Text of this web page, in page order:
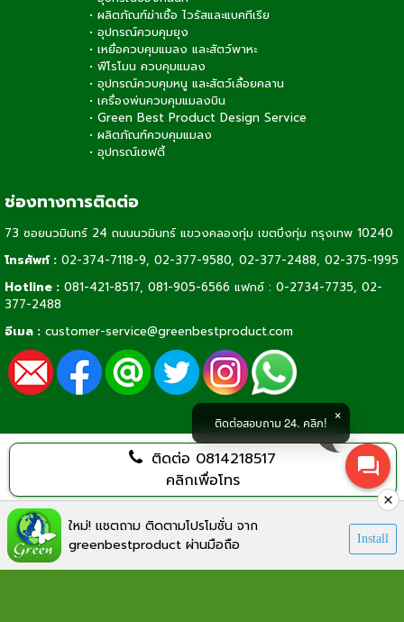
• ผลิตภัณฑ์ฆ่าเชื้อ ไวรัสและแบคทีเรีย
• อุปกรณ์ควบคุมยุง
• เหยื่อควบคุมแมลง และสัตว์พาหะ
• ฟีโรโมน ควบคุมแมลง
• อุปกรณ์ควบคุมหนู และสัตว์เลื้อยคลาน
• เครื่องพ่นควบคุมแมลงบิน
• Green Best Product Design Service
• ผลิตภัณฑ์ควบคุมแมลง
• อุปกรณ์เซฟตี้
ช่องทางการติดต่อ
73 ซอยนวมินทร์ 24 ถนนนวมินทร์ แขวงคลองกุ่ม เขตบึงกุ่ม กรุงเทพ 10240
โทรศัพท์ : 02-374-7118-9, 02-377-9580, 02-377-2488, 02-375-1995
Hotline : 081-421-8517, 081-905-6566 แฟกซ์ : 0-2734-7735, 02-
377-2488
อีเมล : customer-service@greenbestproduct.com
ติดต่อ 0814218517
คลิกเพื่อโทร
Visitors: 626,586
ใหม่! แชตถาม ติดตามโปรโมชั่น จาก
greenbestproduct ผ่านมือถือ
Install
ติดต่อสอบถาม 24. คลิก!